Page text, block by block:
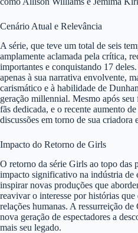
Cenário Atual e Relevância
A série, que teve um total de seis
amplamente aclamada pela crítica,
importantes e conquistando 17
apenas à sua narrativa envolvente,
carismático e à habilidade de
geração millennial. Mesmo após
fãs dedicada, e o recente aumento
discussões em torno de sua
Impacto do Retorno de Girls
O retorno da série Girls ao topo das
impacto significativo na indústria de
inspirar novas produções que
reavivar o interesse por histórias
relações humanas. A ressurreição
nova geração de espectadores a
mais seu legado.